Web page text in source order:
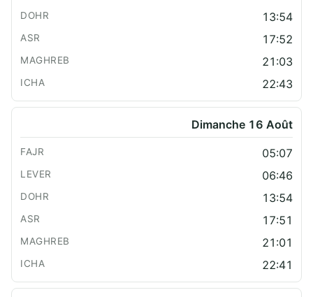
13:54
17:52
21:03
22:43
Dimanche 16 Août
05:07
06:46
13:54
17:51
21:01
22:41